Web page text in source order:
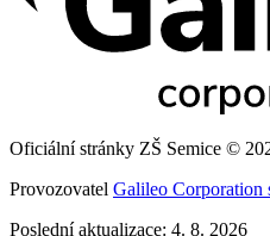
Oficiální stránky ZŠ Semice ©
Provozovatel Galileo Corporation
Poslední aktualizace: 4. 8. 2026